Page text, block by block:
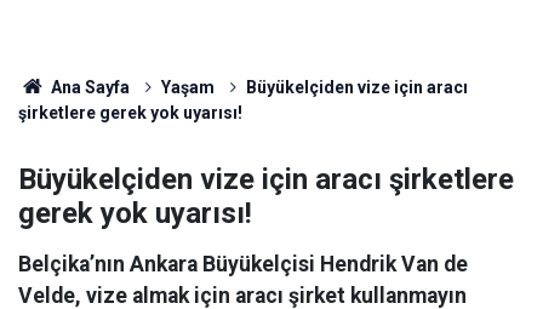
Ana Sayfa Yaşam
Büyükelçiden vize için aracı
şirketlere gerek yok uyarısı!
Büyükelçiden vize için aracı şirketlere
gerek yok uyarısı!
Belçika’nın Ankara Büyükelçisi Hendrik Van de
Velde, vize almak için aracı şirket kullanmayın